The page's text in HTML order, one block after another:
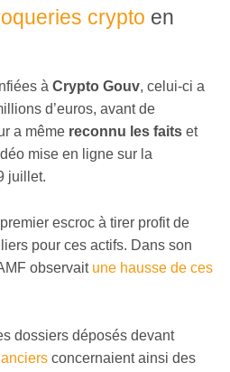
crypto en
à Crypto Gouv, celui-ci a
d’euros, avant de
a même reconnu les faits et
mise en ligne sur la
juillet.
escroc à tirer profit de
pour ces actifs. Dans son
observait une hausse de ces
dossiers déposés devant
concernaient ainsi des